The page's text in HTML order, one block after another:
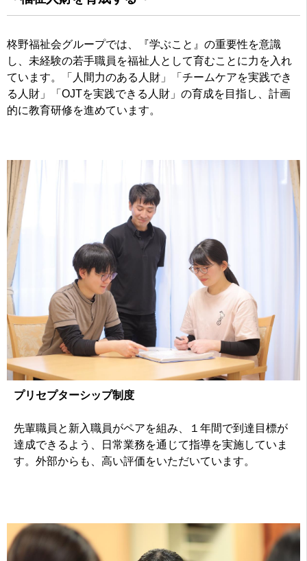
柊野福祉会グループでは、『学ぶこと』の重要性を意識
し、未経験の若手職員を福祉人として育むことに力を入れ
ています。「人間力のある人財」「チームケアを実践でき
る人財」「OJTを実践できる人財」の育成を目指し、計画
的に教育研修を進めています。
プリセプターシップ制度
先輩職員と新入職員がペアを組み、１年間で到達目標が
達成できるよう、日常業務を通じて指導を実施していま
す。外部からも、高い評価をいただいています。